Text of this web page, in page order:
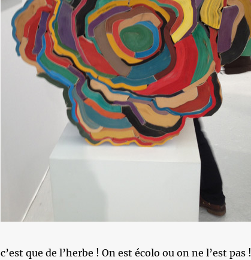
c’est que de l’herbe ! On est écolo ou on ne l’est pas !